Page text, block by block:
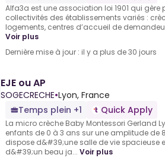
Alfa3a est une association loi 1901 qui gère
collectivités des établissements variés :
logements, centres d’accueil de
Voir plus
Dernière mise à jour : il y a plus de 30 jours
EJE ou AP
SOGECRECHE•Lyon, France
Temps plein +1
Quick Apply
La micro crèche Baby Montessori Gerland
enfants de 0 à 3 ans sur une amplitude de
dispose d&#39;une salle de vie spacieuse
d&#39;un beau ja... Voir plus